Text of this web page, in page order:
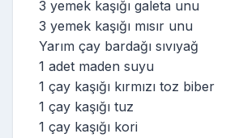
3 yemek kaşığı galeta unu
3 yemek kaşığı mısır unu
Yarım çay bardağı sıvıyağ
1 adet maden suyu
1 çay kaşığı kırmızı toz biber
1 çay kaşığı tuz
1 çay kaşığı kori